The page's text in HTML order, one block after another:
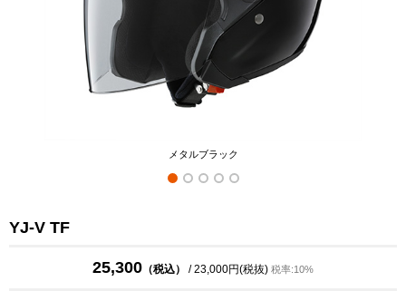
メタルブラック
YJ-V TF
25,300 （税込） / 23,000円(税抜) 税率:10%